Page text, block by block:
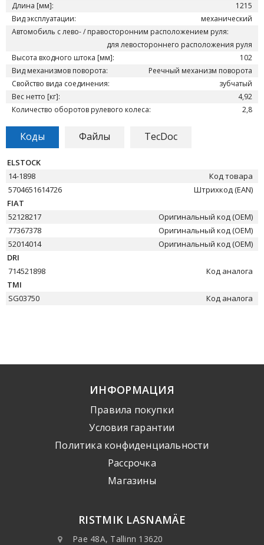
Длина [мм]:
1215
Вид эксплуатации:
механический
Автомобиль с лево- / правосторонним расположением руля:
для левостороннего расположения руля
Высота входного штока [мм]:
102
Вид механизмов поворота:
Реечный механизм поворота
Свойство вида соединения:
зубчатый
Вес нетто [кг]:
4,92
Количество оборотов рулевого колеса:
2,8
Коды Файлы TecDoc
ELSTOCK
14-1898
Код товара
5704651614726
Штрихкод (EAN)
FIAT
52128217
Оригинальный код (OEM)
77367378
Оригинальный код (OEM)
52014014
Оригинальный код (OEM)
DRI
714521898
Код аналога
TMI
SG03750
Код аналога
ИНФОРМАЦИЯ
Правила покупки
Условия гарантии
Политика конфиденциальности
Рассрочка
Mагазины
RISTMIK LASNAMÄE
Pae 48A, Tallinn 13620